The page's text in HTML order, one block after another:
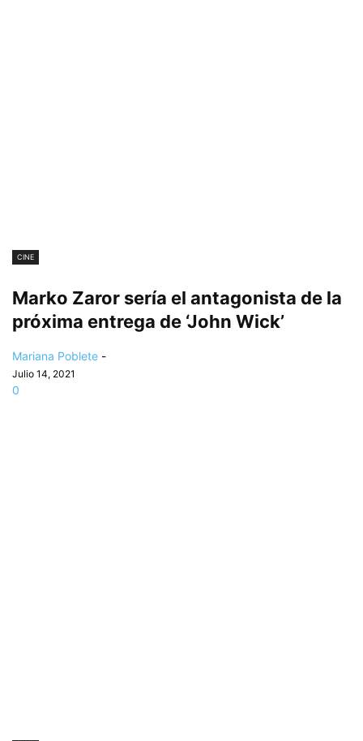
CINE
Marko Zaror sería el antagonista de la
próxima entrega de ‘John Wick’
Mariana Poblete -
Julio 14, 2021
0